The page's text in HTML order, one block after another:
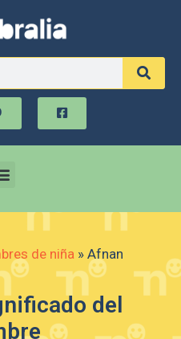
de niña » Afnan
del